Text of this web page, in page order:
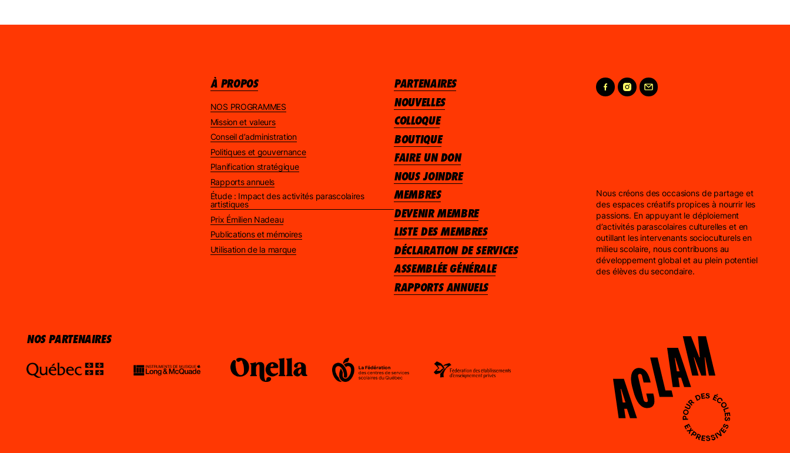
À PROPOS
NOS PROGRAMMES
Mission et valeurs
Conseil d’administration
Politiques et gouvernance
Planification stratégique
Rapports annuels
Étude : Impact des activités parascolaires
artistiques
Prix Émilien Nadeau
Publications et mémoires
Utilisation de la marque
MEMBRES
DEVENIR MEMBRE
LISTE DES MEMBRES
DÉCLARATION DE SERVICES
ASSEMBLÉE GÉNÉRALE
RAPPORTS ANNUELS
PARTENAIRES
NOUVELLES
COLLOQUE
BOUTIQUE
FAIRE UN DON
NOUS JOINDRE
Nous créons des occasions de partage et
des espaces créatifs propices à nourrir les
passions. En appuyant le déploiement
d’activités parascolaires culturelles et en
outillant les intervenants socioculturels en
milieu scolaire, nous contribuons au
développement global et au plein potentiel
des élèves du secondaire.
NOS PARTENAIRES